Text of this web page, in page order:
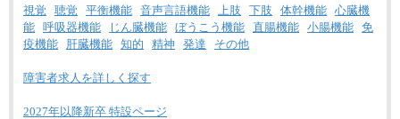
視覚
聴覚 平衡機能 音声言語機能 上肢 下肢 体幹機能 心臓機
能 呼吸器機能 じん臓機能 ぼうこう機能 直腸機能 小腸機能 免
疫機能
肝臓機能 知的 精神 発達 その他
障害者求人を詳しく探す
2027年以降新卒 特設ページ